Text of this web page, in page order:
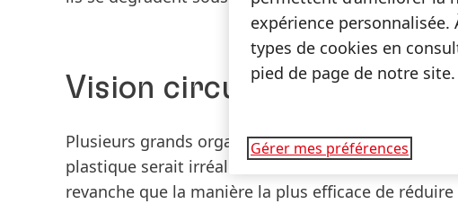
Vision circulaire
Plusieurs grands organismes de défense de
plastique serait irréaliste à l’heure actuelle, en
revanche que la manière la plus efficace de
expérience
types de cookies en
pied de page de notre site.
Gérer mes préférences